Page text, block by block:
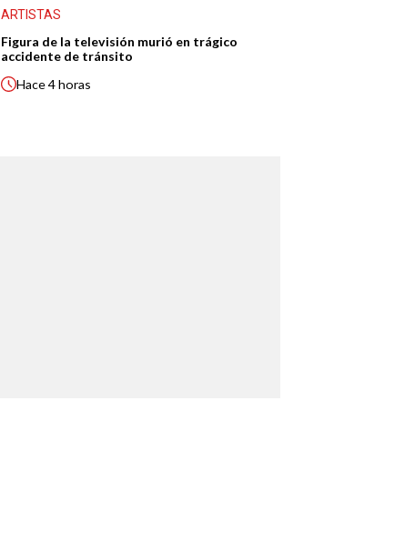
ARTISTAS
Figura de la televisión murió en trágico
accidente de tránsito
Hace4 horas